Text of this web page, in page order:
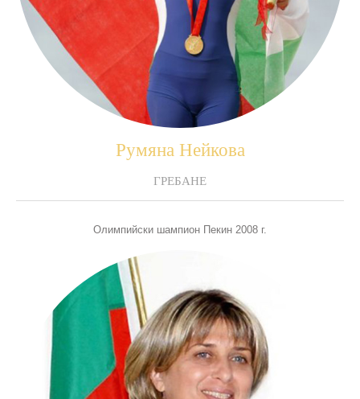
Румяна Нейкова
ГРЕБАНЕ
Олимпийски шампион Пекин 2008 г.